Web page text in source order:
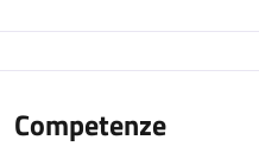
Competenze